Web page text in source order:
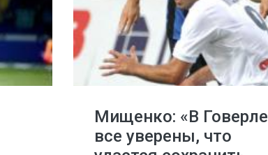
Мищенко: «В Говерле
все уверены, что